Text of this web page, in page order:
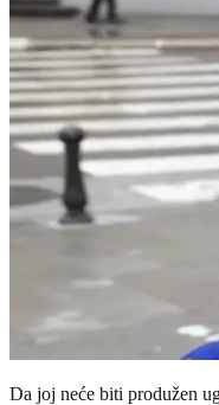
Da joj neće biti produžen